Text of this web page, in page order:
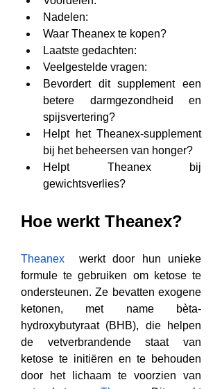
Nadelen:
Waar Theanex te kopen?
Laatste gedachten:
Veelgestelde vragen:
Bevordert dit supplement een
betere darmgezondheid en
spijsvertering?
Helpt het Theanex-supplement
bij het beheersen van honger?
Helpt Theanex bij
gewichtsverlies?
Hoe werkt Theanex?
Theanex werkt door hun unieke
formule te gebruiken om ketose te
ondersteunen. Ze bevatten exogene
ketonen, met name bèta-
hydroxybutyraat (BHB), die helpen
de vetverbrandende staat van
ketose te initiëren en te behouden
door het lichaam te voorzien van